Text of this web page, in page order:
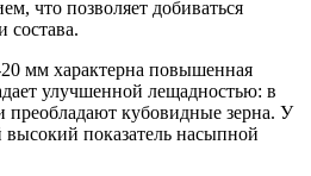
что позволяет добиваться
состава.
мм характерна повышенная
улучшенной лещадностью: в
преобладают кубовидные зерна. У
показатель насыпной